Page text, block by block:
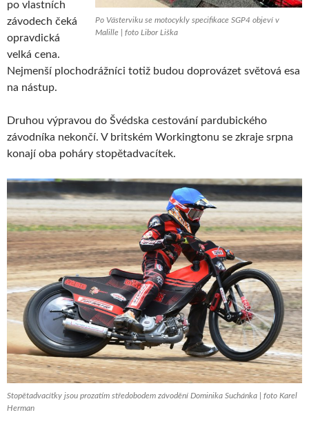
Po Västerviku se motocykly specifikace SGP4 objeví v
Malille | foto Libor Liška
po vlastních
závodech čeká
opravdická
velká cena.
Nejmenší plochodrážníci totiž budou doprovázet světová esa
na nástup.
Druhou výpravou do Švédska cestování pardubického
závodníka nekončí. V britském Workingtonu se zkraje srpna
konají oba poháry stopětadvacítek.
Stopětadvacítky jsou prozatím středobodem závodění Dominika Suchánka | foto Karel
Herman